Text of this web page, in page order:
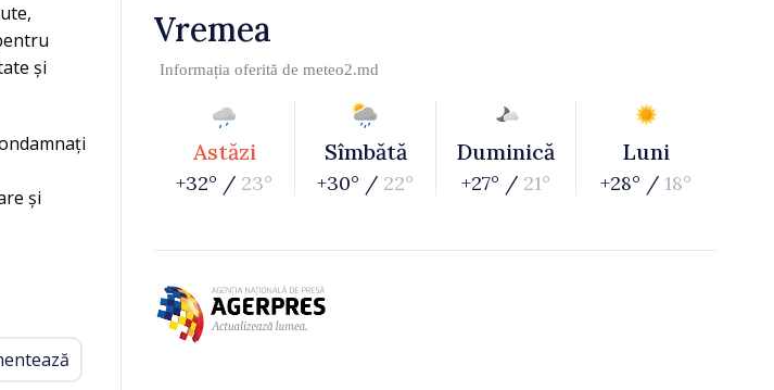
și
și
Vremea
Informația oferită de meteo2.md
Astăzi
+32° / 23°
Sîmbătă
+30° / 22°
Duminică
+27° / 21°
Luni
+28° / 18°